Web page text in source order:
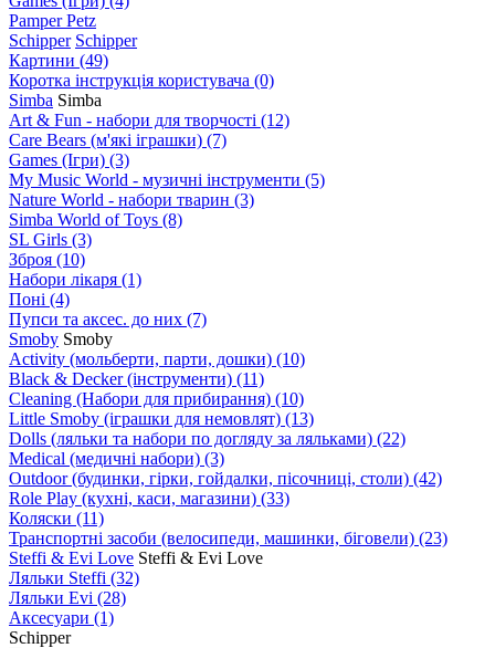
Pamper Petz
Schipper Schipper
Картини (49)
Коротка інструкція користувача (0)
Simba Simba
Art & Fun - набори для творчості (12)
Care Bears (м'які іграшки) (7)
Games (Ігри) (3)
My Music World - музичні інструменти (5)
Nature World - набори тварин (3)
Simba World of Toys (8)
SL Girls (3)
Зброя (10)
Набори лікаря (1)
Поні (4)
Пупси та аксес. до них (7)
Smoby Smoby
Аctivity (мольберти, парти, дошки) (10)
Black & Decker (інструменти) (11)
Cleaning (Набори для прибирання) (10)
Little Smoby (іграшки для немовлят) (13)
Dolls (ляльки та набори по догляду за ляльками) (22)
Medical (медичні набори) (3)
Outdoor (будинки, гірки, гойдалки, пісочниці, столи) (42)
Role Play (кухні, каси, магазини) (33)
Коляски (11)
Транспортні засоби (велосипеди, машинки, біговели) (23)
Steffi & Evi Love Steffi & Evi Love
Ляльки Steffi (32)
Ляльки Evi (28)
Аксесуари (1)
Schipper